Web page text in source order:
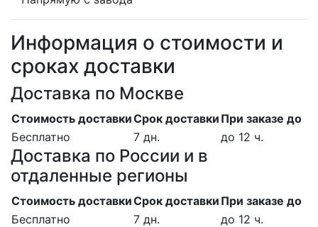
Информация о стоимости и
сроках доставки
Доставка по Москве
Стоимость доставкиСрок доставки При заказе до
Бесплатно
7 дн. до 12 ч.
Доставка по России и в
отдаленные регионы
Стоимость доставкиСрок доставки При заказе до
Бесплатно
7 дн. до 12 ч.